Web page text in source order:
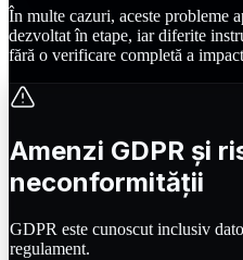
În multe cazuri, aceste probleme
dezvoltat în etape, iar diferite
fără o verificare completă a
Amenzi GDPR și
neconformității
GDPR este cunoscut inclusiv
regulament.